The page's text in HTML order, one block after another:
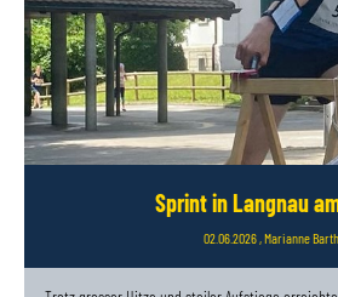
Sprint in Langnau
02.06.2026, Marianne Barth